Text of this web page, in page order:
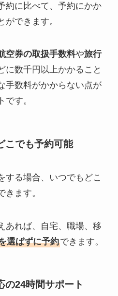
約に比べて、予約にかか
ができます。
空券の取扱手数料や旅行
に数千円以上かかること
手数料がかからない点が
です。
こでも予約可能
する場合、いつでもどこ
きます。
あれば、自宅、職場、移
選ばずに予約できます。
の24時間サポート